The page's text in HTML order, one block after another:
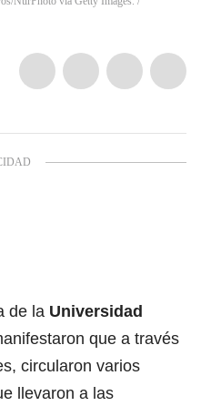
de la Universidad
que a través
circularon varios
llevaron a las